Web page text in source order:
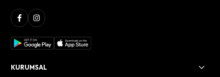
KURUMSAL